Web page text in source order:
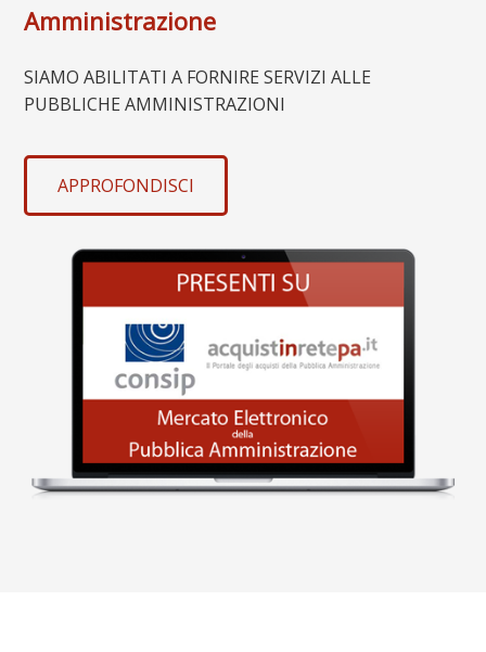
Amministrazione
SIAMO ABILITATI A FORNIRE SERVIZI ALLE
PUBBLICHE AMMINISTRAZIONI
APPROFONDISCI